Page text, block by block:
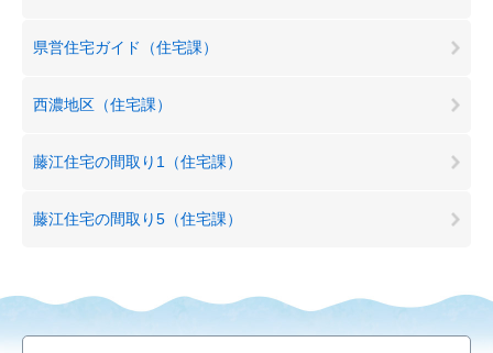
県営住宅ガイド（住宅課）
西濃地区（住宅課）
藤江住宅の間取り1（住宅課）
藤江住宅の間取り5（住宅課）